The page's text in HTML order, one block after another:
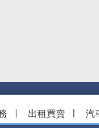
| 出租買賣 |
汽